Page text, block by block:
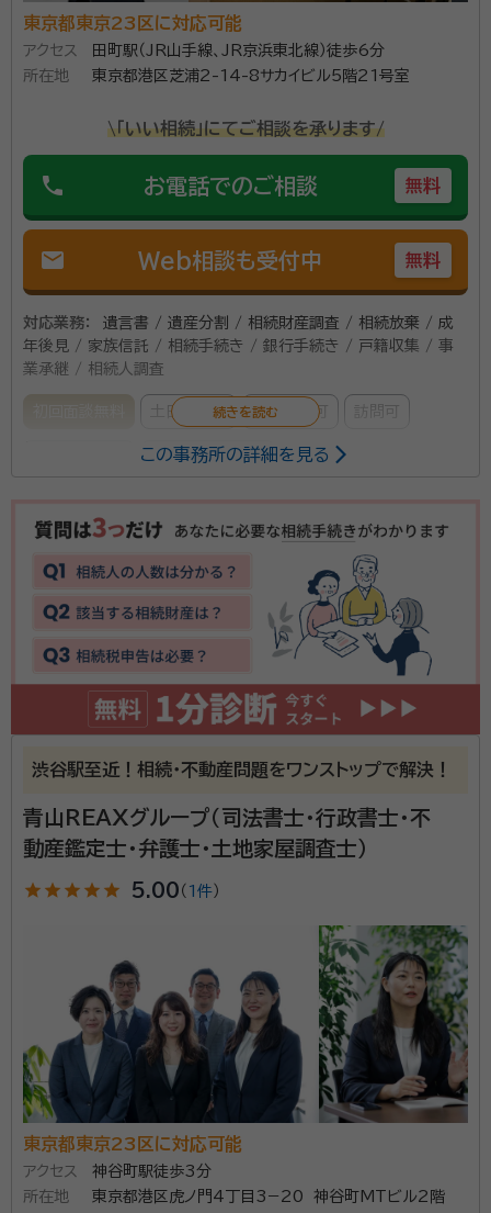
多数対応した経験から、お客様の立場に立ち、分かりや
すい言葉で丁寧なご説明、きめ細かい対応を心掛けて
おります。 ご面談時間は１時間と固定せず、柔軟に対応
します。 他の専門家と提携し、行政書士では出来ない手
東京都東京23区に対応可能
アクセス
田町駅（JR山手線、JR京浜東北線）徒歩6分
所在地
東京都港区芝浦2-14-8サカイビル5階21号室
\「いい相続」にてご相談を承ります/
phone お電話でのご相談 無料
mail Web相談も受付中 無料
対応業務：
遺言書 / 遺産分割 / 相続財産調査 / 相続放棄 / 成
年後見 / 家族信託 / 相続手続き / 銀行手続き / 戸籍収集 / 事
業承継 / 相続人調査
土日相談可 電話相談可 訪問可
オンライン面談可
行政書士・福井法務事務所は、東京都港区を拠点に、相
続・遺言を中心とした法務サポートを行う行政書士事務
所です。相続は、ご家族の状況や財産内容によって手続
きが大きく異なり、「何から始めればよいのか分からな
い」と不安を感じられる方も少なくありません。当事務
所では、そのようなお悩みに寄り添い、分かりやすく丁
この事務所の詳細を見る
渋谷駅至近！相続・不動産問題をワンストップで解決！
青山REAXグループ（司法書士・行政書士・不
動産鑑定士・弁護士・土地家屋調査士）
star star star star star 5.00 （ 1件 ）
東京都東京23区に対応可能
アクセス
神谷町駅徒歩3分
所在地
東京都港区虎ノ門4丁目3−20 神谷町MTビル2階